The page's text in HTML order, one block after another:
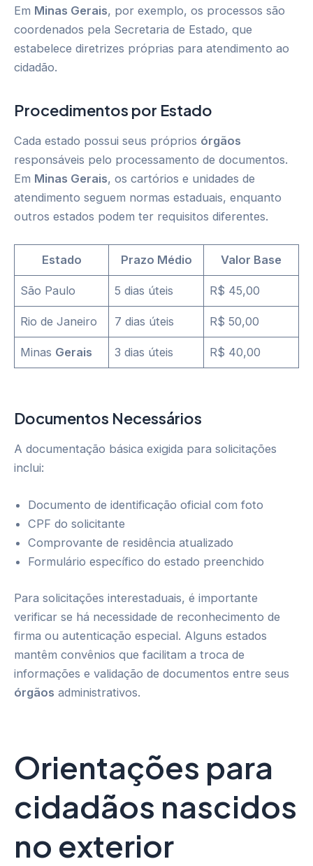
Em Minas Gerais, por exemplo, os processos são
coordenados pela Secretaria de Estado, que
estabelece diretrizes próprias para atendimento ao
cidadão.
Procedimentos por Estado
Cada estado possui seus próprios órgãos
responsáveis pelo processamento de documentos.
Em Minas Gerais, os cartórios e unidades de
atendimento seguem normas estaduais, enquanto
outros estados podem ter requisitos diferentes.
Estado Prazo Médio Valor Base
São Paulo 5 dias úteis R$ 45,00
Rio de Janeiro 7 dias úteis R$ 50,00
Minas Gerais 3 dias úteis R$ 40,00
Documentos Necessários
A documentação básica exigida para solicitações
inclui:
Documento de identificação oficial com foto
CPF do solicitante
Comprovante de residência atualizado
Formulário específico do estado preenchido
Para solicitações interestaduais, é importante
verificar se há necessidade de reconhecimento de
firma ou autenticação especial. Alguns estados
mantêm convênios que facilitam a troca de
informações e validação de documentos entre seus
órgãos administrativos.
Orientações para
cidadãos nascidos
no exterior